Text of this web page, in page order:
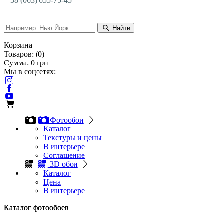
Найти
Корзина
Товаров: (0)
Сумма: 0 грн
Мы в соцсетях:
Фотообои
Каталог
Текстуры и цены
В интерьере
Соглашение
3D обои
Каталог
Цена
В интерьере
Каталог фотообоев
Каталог фотообоев